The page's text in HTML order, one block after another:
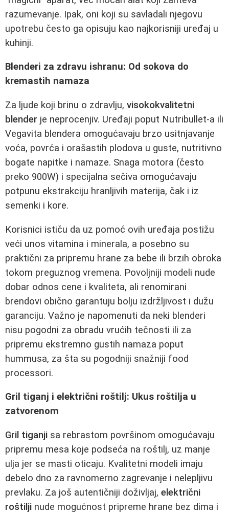
razumevanje. Ipak, oni koji su savladali njegovu
upotrebu često ga opisuju kao najkorisniji uređaj u
kuhinji.
Blenderi za zdravu ishranu: Od sokova do
kremastih namaza
Za ljude koji brinu o zdravlju, visokokvalitetni
blender je neprocenjiv. Uređaji poput Nutribullet-a ili
Vegavita blendera omogućavaju brzo usitnjavanje
voća, povrća i orašastih plodova u guste, nutritivno
bogate napitke i namaze. Snaga motora (često
preko 900W) i specijalna sečiva omogućavaju
potpunu ekstrakciju hranljivih materija, čak i iz
semenki i kore.
Korisnici ističu da uz pomoć ovih uređaja postižu
veći unos vitamina i minerala, a posebno su
praktični za pripremu hrane za bebe ili brzih obroka
tokom preguznog vremena. Povoljniji modeli nude
dobar odnos cene i kvaliteta, ali renomirani
brendovi obično garantuju bolju izdržljivost i dužu
garanciju. Važno je napomenuti da neki blenderi
nisu pogodni za obradu vrućih tečnosti ili za
pripremu ekstremno gustih namaza poput
hummusa, za šta su pogodniji snažniji food
processori.
Gril tiganj i električni roštilj: Ukus roštilja u
zatvorenom
Gril tiganji sa rebrastom površinom omogućavaju
pripremu mesa koje podseća na roštilj, uz manje
ulja jer se masti oticaju. Kvalitetni modeli imaju
debelo dno za ravnomerno zagrevanje i nelepljivu
prevlaku. Za još autentičniji doživljaj, električni
roštilji nude mogućnost pripreme hrane bez dima i